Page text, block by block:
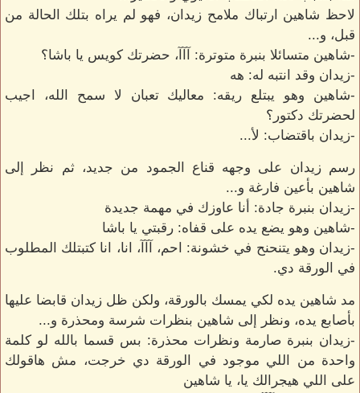
لاحظ شاهين ارتباك ملامح زيدان، فهو لم يراه بتلك الحالة من
قبل، و...
-شاهين متسائلا بنبرة متوترة: آآآ، حضرتك كويس يا باشا؟
-زيدان وقد انتبه له: هه
-شاهين وهو يبتلع ريقه: معاليك تعبان لا سمح الله، اجيب
لحضرتك دكتور؟
-زيدان باقتضاب: لأ...
رسم زيدان على وجهه قناع الجمود من جديد، ثم نظر إلى
شاهين بأعين فارغة و...
-زيدان بنبرة جادة: أنا عاوزك في مهمة جديدة
-شاهين وهو يضع يده على قفاه: رقبتي يا باشا
-زيدان وهو يتنحنح في خشونة: احم، آآآ، انا، انا كتبتلك المطلوب
في الورقة دي.
مد شاهين يده لكي يمسك بالورقة، ولكن ظل زيدان قابضا عليها
بأصابع يده، ونظر إلى شاهين بنظرات شرسة ومحذرة و...
-زيدان بنبرة صارمة ونظرات محذرة: بس قسما بالله لو كلمة
واحدة من اللي موجود في الورقة دي خرجت، مش هاقولك
على اللي هيجرالك يا، يا شاهين